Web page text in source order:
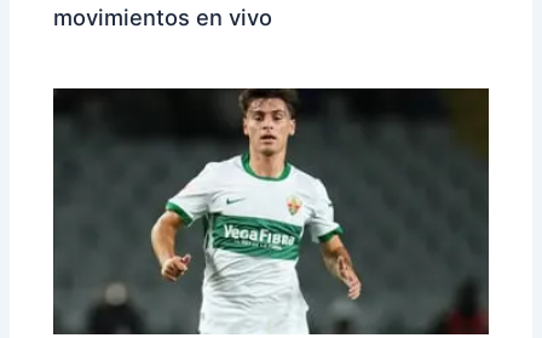
movimientos en vivo